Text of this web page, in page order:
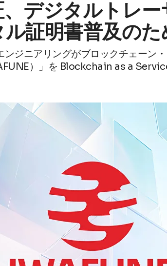
デジタルトレ
ル証明書普及の
ンジニアリングがブロックチェーン
）」を Blockchain as a